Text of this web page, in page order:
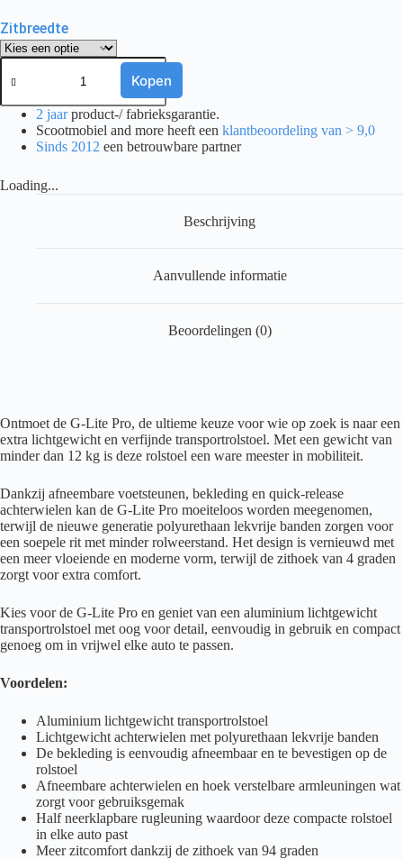
Zitbreedte
Rolstoel
Excel
lite
Kopen
2 jaarproduct-/ fabrieksgarantie.
Scootmobiel and more heeft een klantbeoordeling van > 9,0
Sinds 2012 een betrouwbare partner
Loading...
Beschrijving
Aanvullende informatie
Beoordelingen (0)
Ontmoet de G-Lite Pro, de ultieme keuze voor wie op zoek is naar een
extra lichtgewicht en verfijnde transportrolstoel. Met een gewicht van
minder dan 12 kg is deze rolstoel een ware meester in mobiliteit.
Dankzij afneembare voetsteunen, bekleding en quick-release
achterwielen kan de G-Lite Pro moeiteloos worden meegenomen,
terwijl de nieuwe generatie polyurethaan lekvrije banden zorgen voor
een soepele rit met minder rolweerstand. Het design is vernieuwd met
een meer vloeiende en moderne vorm, terwijl de zithoek van 4 graden
zorgt voor extra comfort.
Kies voor de G-Lite Pro en geniet van een aluminium lichtgewicht
transportrolstoel met oog voor detail, eenvoudig in gebruik en compact
genoeg om in vrijwel elke auto te passen.
Voordelen:
Aluminium lichtgewicht transportrolstoel
Lichtgewicht achterwielen met polyurethaan lekvrije banden
De bekleding is eenvoudig afneembaar en te bevestigen op de
rolstoel
Afneembare achterwielen en hoek verstelbare armleuningen wat
zorgt voor gebruiksgemak
Half neerklapbare rugleuning waardoor deze compacte rolstoel
in elke auto past
Meer zitcomfort dankzij de zithoek van 94 graden